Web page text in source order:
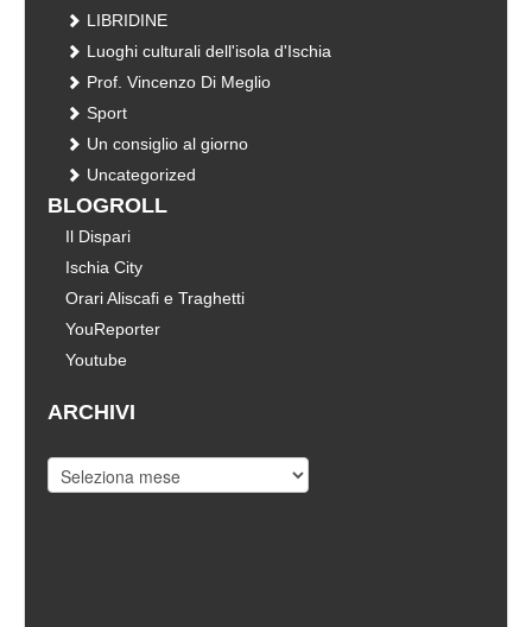
LIBRIDINE
Luoghi culturali dell'isola d'Ischia
Prof. Vincenzo Di Meglio
Sport
Un consiglio al giorno
Uncategorized
BLOGROLL
Il Dispari
Ischia City
Orari Aliscafi e Traghetti
YouReporter
Youtube
ARCHIVI